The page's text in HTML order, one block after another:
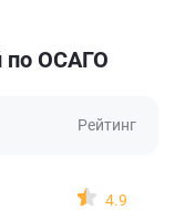
по ОСАГО
Рейтинг
4.9